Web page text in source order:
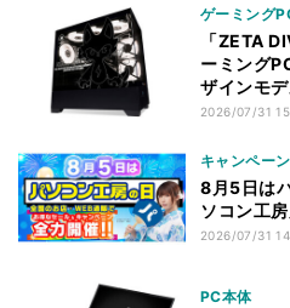
ゲーミング
「ZETA
ーミング
ザインモ
2026/07/31
キャンペー
8月5日は
ソコン工
2026/07/31
PC本体